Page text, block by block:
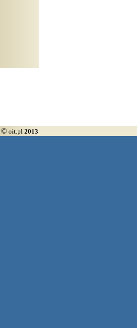
© oit.pl 2013